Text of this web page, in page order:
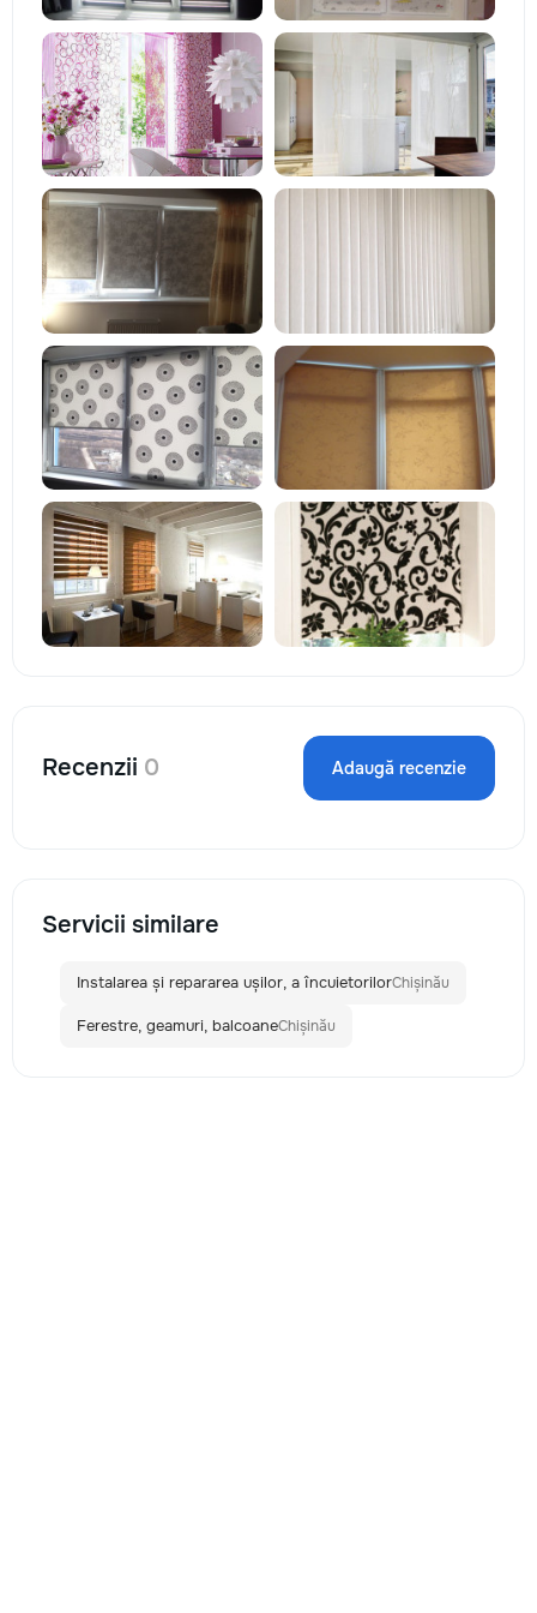
Recenzii 0 Adaugă recenzie
Servicii similare
Instalarea și repararea ușilor, a încuietorilorChișinău
Ferestre, geamuri, balcoaneChișinău